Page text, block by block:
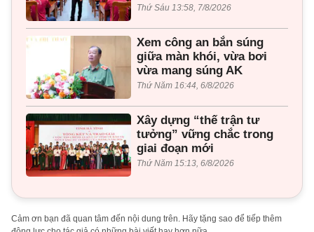
Thứ Sáu 13:58, 7/8/2026
Xem công an bắn súng
giữa màn khói, vừa bơi
vừa mang súng AK
Thứ Năm 16:44, 6/8/2026
Xây dựng “thế trận tư
tưởng” vững chắc trong
giai đoạn mới
Thứ Năm 15:13, 6/8/2026
Cảm ơn bạn đã quan tâm đến nội dung trên. Hãy tặng sao để tiếp thêm